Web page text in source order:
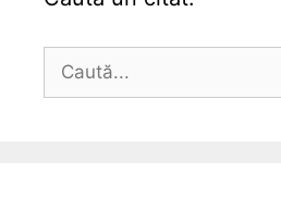
Caută